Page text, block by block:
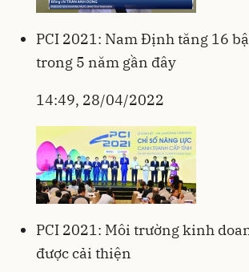
PCI 2021: Nam Định tăng 16
trong 5 năm gần đây
14:49, 28/04/2022
PCI 2021: Môi trường kinh
được cải thiện